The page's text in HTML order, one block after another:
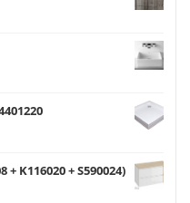
K116020 + S590024)